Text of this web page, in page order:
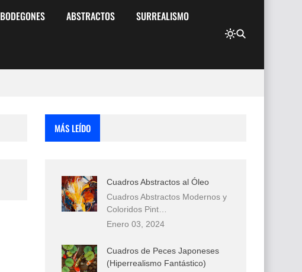
BODEGONES ABSTRACTOS SURREALISMO
MÁS LEÍDO
Cuadros Abstractos al Óleo
Cuadros Abstractos Modernos y
Coloridos Pint…
Enero 03, 2024
Cuadros de Peces Japoneses
(Hiperrealismo Fantástico)